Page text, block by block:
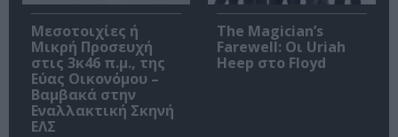
Μεσοτοιχίες ή
Μικρή Προσευχή
στις 3κ46 π.μ., της
Εύας Οικονόμου –
Βαμβακά στην
Εναλλακτική Σκηνή
ΕΛΣ
The Magician’s
Farewell: Οι Uriah
Heep στο Floyd